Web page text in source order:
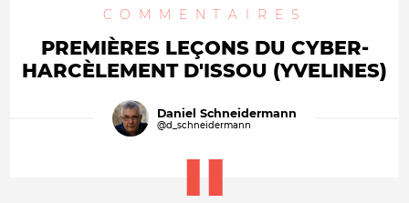
COMMENTAIRES
PREMIÈRES LEÇONS DU CYBER-
HARCÈLEMENT D'ISSOU (YVELINES)
Daniel Schneidermann
@d_schneidermann